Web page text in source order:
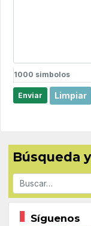
1000 simbolos
Enviar Limpiar
Búsqueda
Buscar
Síguenos